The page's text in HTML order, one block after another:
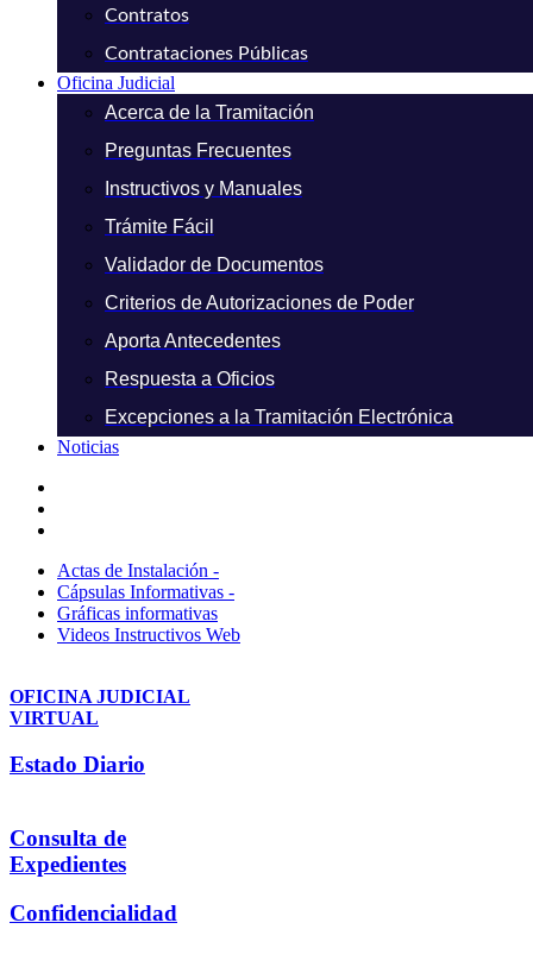
Contratos
Contrataciones Públicas
Oficina Judicial
Acerca de la Tramitación
Preguntas Frecuentes
Instructivos y Manuales
Trámite Fácil
Validador de Documentos
Criterios de Autorizaciones de Poder
Aporta Antecedentes
Respuesta a Oficios
Excepciones a la Tramitación Electrónica
Noticias
Actas de Instalación -
Cápsulas Informativas -
Gráficas informativas
Videos Instructivos Web
OFICINA JUDICIAL
VIRTUAL
Estado Diario
Consulta de
Expedientes
Confidencialidad